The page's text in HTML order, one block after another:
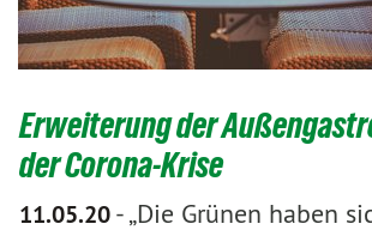
Erweiterung der
der Corona-Krise
11.05.20-„Die Grünen haben